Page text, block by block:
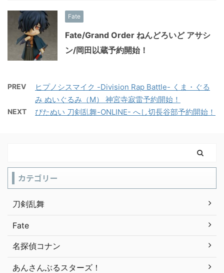
Fate
Fate/Grand Order ねんどろいど アサシ
ン/岡田以蔵予約開始！
PREV
ヒプノシスマイク -Division Rap Battle- くま・ぐる
み ぬいぐるみ（M） 神宮寺寂雷予約開始！
NEXT ぴたぬい 刀剣乱舞-ONLINE- へし切長谷部予約開始！
カテゴリー
刀剣乱舞
Fate
名探偵コナン
あんさんぶるスターズ！